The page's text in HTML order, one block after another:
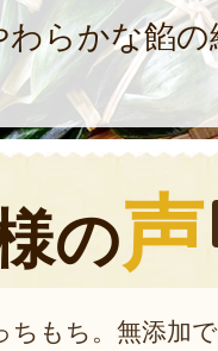
わらかな餡
の声
ちもち。無添加